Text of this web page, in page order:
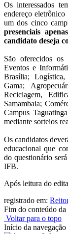
Os interessados
endereço
um dos cinco
presenciais
candidato deseja
São oferecidos os
Eventos e
Brasília;
Gama;
Reciclagem,
Samambaia;
Campus
mediante sorteios
Os candidatos
educacional que
do questionário
IFB.
Após leitura do
registrado em:
Fim do conteúdo da
Voltar para o topo
Início da navegação